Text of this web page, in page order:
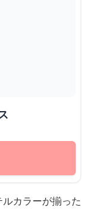
カラーが揃った